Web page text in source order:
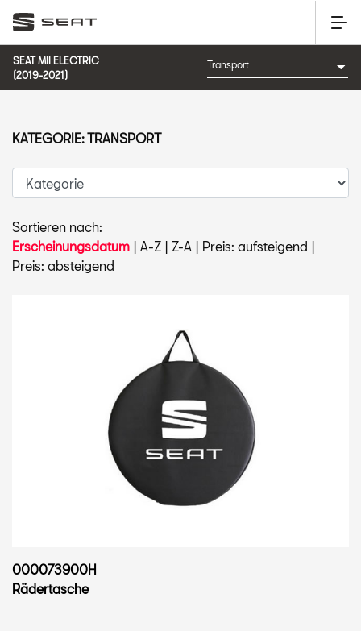
SEAT MII ELECTRIC
(2019-2021)
Sortieren nach:
Erscheinungsdatum | A-Z | Z-A | Preis: aufsteigend |
Preis: absteigend
000073900H
Rädertasche
KATEGORIE: TRANSPORT